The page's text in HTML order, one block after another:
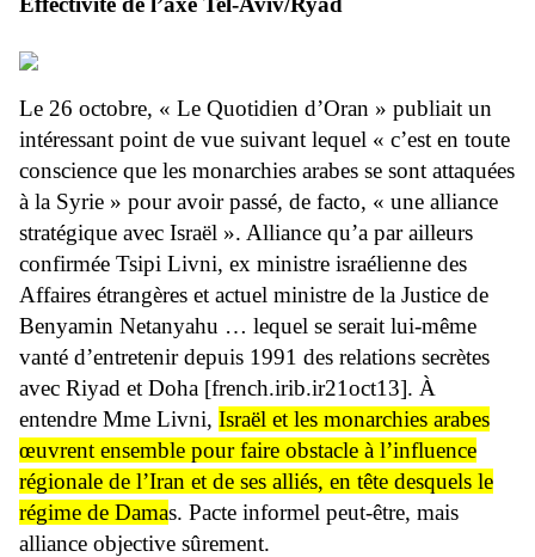
Le 26 octobre, « Le Quotidien d’Oran » publiait un
intéressant point de vue suivant lequel « c’est en toute
conscience que les monarchies arabes se sont attaquées
à la Syrie » pour avoir passé, de facto, « une alliance
stratégique avec Israël ». Alliance qu’a par ailleurs
confirmée Tsipi Livni, ex ministre israélienne des
Affaires étrangères et actuel ministre de la Justice de
Benyamin Netanyahu … lequel se serait lui-même
vanté d’entretenir depuis 1991 des relations secrètes
avec Riyad et Doha [french.irib.ir21oct13]. À
entendre Mme Livni, Israël et les monarchies arabes
œuvrent ensemble pour faire obstacle à l’influence
régionale de l’Iran et de ses alliés, en tête desquels le
régime de Damas. Pacte informel peut-être, mais
alliance objective sûrement.